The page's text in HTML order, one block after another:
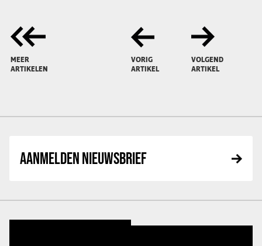
MEER
ARTIKELEN
VORIG
ARTIKEL
VOLGEND
ARTIKEL
AANMELDEN NIEUWSBRIEF